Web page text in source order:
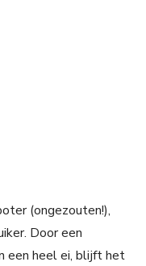
(ongezouten!),
Door een
een heel ei, blijft het